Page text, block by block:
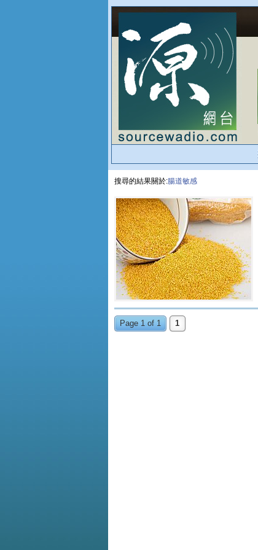
搜尋的結果關於:腸道敏感
Page 1 of 1 1